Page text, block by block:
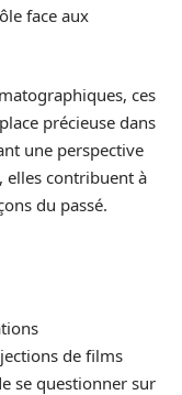
face aux
ces
précieuse dans
une perspective
elles contribuent à
du passé.
de films
se questionner sur